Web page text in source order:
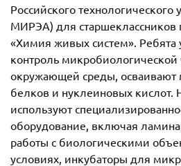
Российского технологического
МИРЭА) для старшеклассников
«Химия живых систем». Ребята
контроль микробиологической
окружающей среды, осваивают
белков и нуклеиновых кислот.
используют
оборудование, включая
работы с биологическими
условиях, инкубаторы для